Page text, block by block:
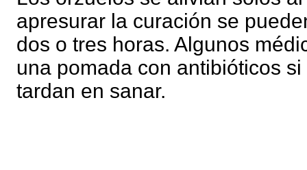
apresurar la curación se
dos o tres horas. Algunos
una pomada con antibióticos
tardan en sanar.